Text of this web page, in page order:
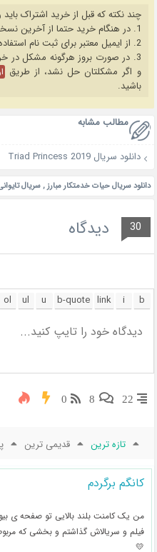
چند نکته که قبل از خرید اشتراک باید
1. در هنگام خرید حتما از آخرین نسخه مروگر فایرفاکس یا کروم استفاده کنید.
2. از ایمیل معتبر برای ثبت نام استفاده کنید.
3. در صورت بروز هرگونه مشکل در خرید، ابتدا
و اگر مشکلتان حل نشد، از طریق
باشید.
مطالب مشابه
دانلود سریال Triad Princess 2019
دانلود سریال حیات خدمتکار مبارز,سریال
30 دیدگاه
22
8
0
تازه ترین قدیمی ترین
کانگم برگردم
من یک کامنت بلند بالایی تو صفحه ی
فیلم و سریالاش گذاشتم و بخشی که
💛